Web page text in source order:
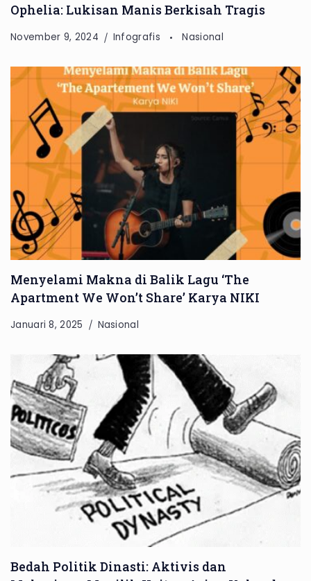
Ophelia: Lukisan Manis Berkisah Tragis
November 9, 2024 Infografis Nasional
Menyelami Makna di Balik Lagu ‘The
Apartment We Won’t Share’ Karya NIKI
Januari 8, 2025 Nasional
Bedah Politik Dinasti: Aktivis dan